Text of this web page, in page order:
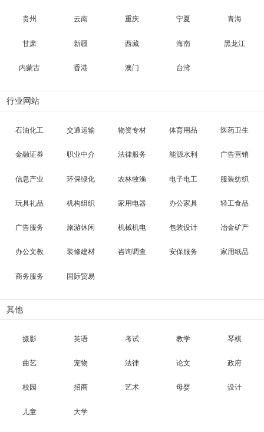
贵州 云南 重庆 宁夏 青海
甘肃 新疆 西藏 海南 黑龙江
内蒙古 香港 澳门 台湾
行业网站
石油化工 交通运输 物资专材 体育用品 医药卫生
金融证券 职业中介 法律服务 能源水利 广告营销
信息产业 环保绿化 农林牧渔 电子电工 服装纺织
玩具礼品 机构组织 家用电器 办公家具 轻工食品
广告服务 旅游休闲 机械机电 包装设计 冶金矿产
办公文教 装修建材 咨询调查 安保服务 家用纸品
商务服务 国际贸易
其他
摄影 英语 考试 教学 琴棋
曲艺 宠物 法律 论文 政府
校园 招商 艺术 母婴 设计
儿童 大学